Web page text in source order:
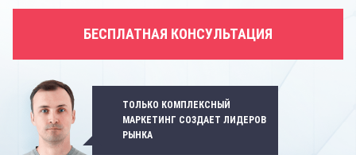
БЕСПЛАТНАЯ КОНСУЛЬТАЦИЯ
ТОЛЬКО КОМПЛЕКСНЫЙ
МАРКЕТИНГ СОЗДАЕТ ЛИДЕРОВ
РЫНКА